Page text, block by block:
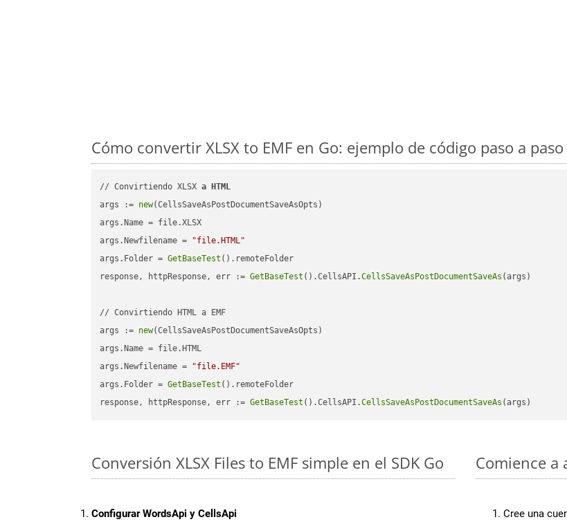
Cómo convertir XLSX to EMF en Go: ejemplo de código paso a paso
// Convirtiendo XLSX a
HTML
args := new(CellsSaveAsPostDocumentSaveAsOpts)
args.Name = file.XLSX
args.Newfilename =
"file.HTML"
args.Folder = GetBaseTest ().remoteFolder
response, httpResponse, err := GetBaseTest ().CellsAPI.CellsSaveAsPostDocumentSaveAs (args)
// Convirtiendo HTML a EMF
args := new(CellsSaveAsPostDocumentSaveAsOpts)
args.Name = file.HTML
args.Newfilename =
"file.EMF"
args.Folder = GetBaseTest ().remoteFolder
response, httpResponse, err := GetBaseTest ().CellsAPI.CellsSaveAsPostDocumentSaveAs
Conversión XLSX Files to EMF simple en el SDK Go
Configurar WordsApi y CellsApi
Comience a
Cree una